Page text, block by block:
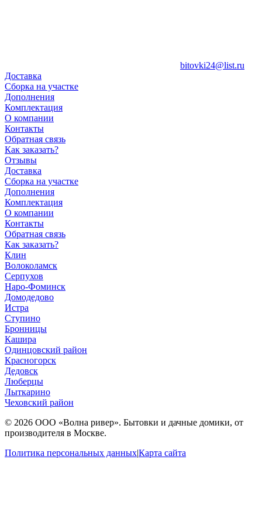
bitovki24@list.ru
Доставка
Сборка на участке
Дополнения
Комплектация
О компании
Контакты
Обратная связь
Как заказать?
Отзывы
Доставка
Сборка на участке
Дополнения
Комплектация
О компании
Контакты
Обратная связь
Как заказать?
Клин
Волоколамск
Серпухов
Наро-Фоминск
Домодедово
Истра
Ступино
Бронницы
Кашира
Одинцовский район
Красногорск
Дедовск
Люберцы
Лыткарино
Чеховский район
© 2026 ООО «Волна ривер». Бытовки и дачные домики, от
производителя в Москве.
Политика персональных данных|Карта сайта